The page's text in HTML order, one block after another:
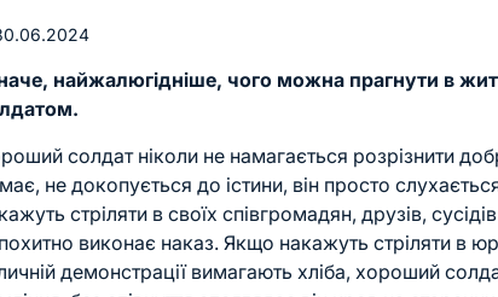
найжалюгідніше, чого можна прагнути в
солдат ніколи не намагається розрізнити
не докопується до істини, він просто
стріляти в своїх співгромадян, друзів,
виконає наказ. Якщо накажуть стріляти в
демонстрації вимагають хліба, хороший